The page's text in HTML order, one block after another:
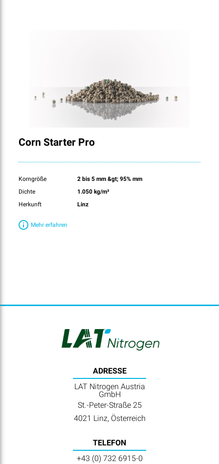
Corn Starter Pro
Korngröße
2 bis 5 mm &gt; 95% mm
Dichte
1.050 kg/m³
Herkunft
Linz
Mehr erfahren
ADRESSE
LAT Nitrogen Austria
GmbH
St.-Peter-Straße 25
4021 Linz, Österreich
TELEFON
+43 (0) 732 6915-0